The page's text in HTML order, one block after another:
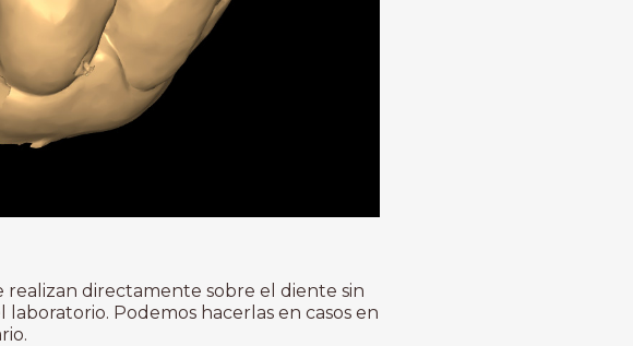
realizan directamente sobre el diente sin
Podemos hacerlas en casos en